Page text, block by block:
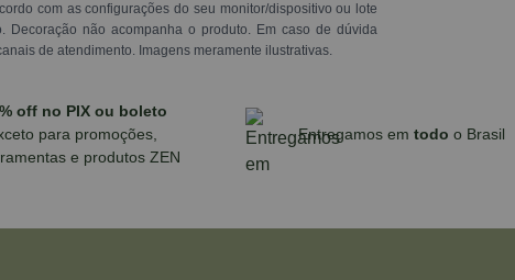
com as configurações do seu monitor/dispositivo ou lote
Decoração não acompanha o produto. Em caso de dúvida
de atendimento. Imagens meramente ilustrativas.
off no PIX ou boleto
para promoções,
e produtos ZEN
Entregamos em todo o Brasil